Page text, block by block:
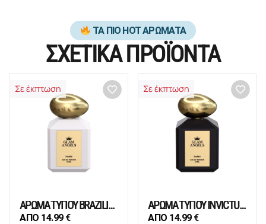
ΤΑ ΠΙΟ HOT ΑΡΩΜΑΤΑ
ΣΧΕΤΙΚΑ ΠΡΟΪΟΝΤΑ
Σε έκπτωση
ΑΡΩΜΑ ΤΥΠΟΥ BRAZILIAN CRUSH
ΑΠΟ 14.99 €
Σε έκπτωση
ΑΡΩΜΑ ΤΥΠΟΥ INVICTUS VICTORY ELIXIR
ΑΠΟ 14.99 €